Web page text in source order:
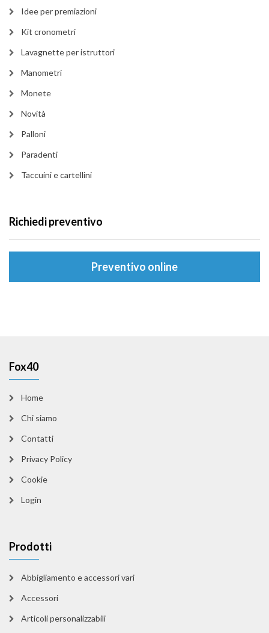
Idee per premiazioni
Kit cronometri
Lavagnette per istruttori
Manometri
Monete
Novità
Palloni
Paradenti
Taccuini e cartellini
Richiedi preventivo
Preventivo online
Fox40
Home
Chi siamo
Contatti
Privacy Policy
Cookie
Login
Prodotti
Abbigliamento e accessori vari
Accessori
Articoli personalizzabili